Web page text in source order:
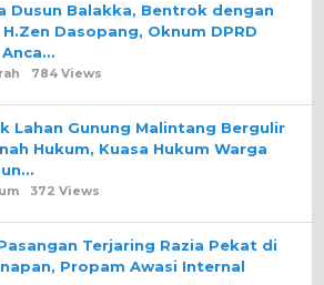
Dusun Balakka, Bentrok dengan
Dasopang, Oknum DPRD
Anca…
784 Views
Lahan Gunung Malintang Bergulir
Hukum, Kuasa Hukum Warga
372 Views
Terjaring Razia Pekat di
Propam Awasi Internal